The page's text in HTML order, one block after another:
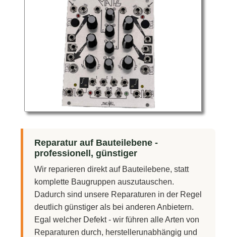
Reparatur auf Bauteilebene -
professionell, günstiger
Wir reparieren direkt auf Bauteilebene, statt
komplette Baugruppen auszutauschen.
Dadurch sind unsere Reparaturen in der Regel
deutlich günstiger als bei anderen Anbietern.
Egal welcher Defekt - wir führen alle Arten von
Reparaturen durch, herstellerunabhängig und